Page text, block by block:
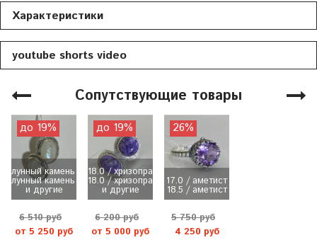
Характеристики
youtube shorts video
Сопутствующие товары
лунный камень / 9,49 гр.
лунный камень / 9,50 гр.
и другие
до 19%
6 510 руб
от 5 250 руб
18.0 / хризопраз / 12,14 гр.
18.0 / хризопраз / 12,19 гр.
и другие
до 19%
6 200 руб
от 5 000 руб
17.0 / аметист
18.5 / аметист
26%
5 750 руб
4 250 руб